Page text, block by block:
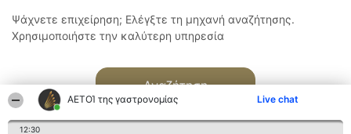
ΑΕΤΟΊ της γαστρονομίας Live chat
12:30
Ψάχνετε επιχείρηση; Ελέγξτε τη μηχανή αναζήτησης.
Χρησιμοποιήστε την καλύτερη υπηρεσία
Αναζήτηση